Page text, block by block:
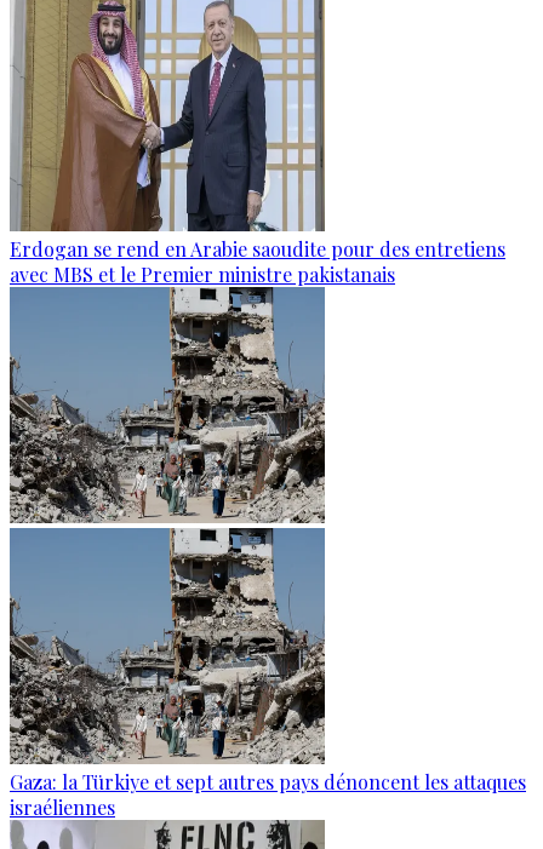
Erdogan se rend en Arabie saoudite pour des entretiens
avec MBS et le Premier ministre pakistanais
Gaza: la Türkiye et sept autres pays dénoncent les attaques
israéliennes